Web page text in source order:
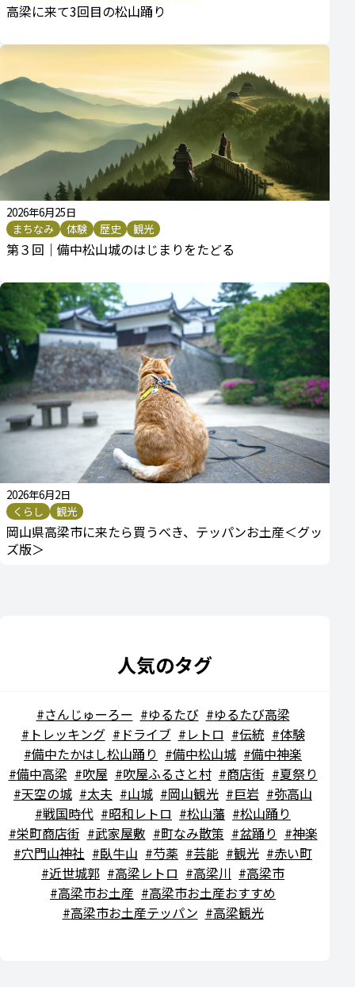
高梁に来て3回目の松山踊り
2026年6月25日
まちなみ
体験 歴史 観光
第３回｜備中松山城のはじまりをたどる
2026年6月2日
くらし
観光
岡山県高梁市に来たら買うべき、テッパンお土産＜グッ
ズ版＞
人気のタグ
さんじゅーろー ゆるたび
ゆるたび高梁
トレッキング
ドライブ レトロ 伝統
体験
備中たかはし松山踊り
備中松山城
備中神楽
備中高梁
吹屋 吹屋ふるさと村 商店街
夏祭り
天空の城
太夫 山城 岡山観光 巨岩
弥高山
戦国時代
昭和レトロ 松山藩
松山踊り
栄町商店街
武家屋敷 町なみ散策 盆踊り
神楽
穴門山神社
臥牛山 芍薬 芸能 観光
赤い町
近世城郭
高梁レトロ 高梁川
高梁市
高梁市お土産
高梁市お土産おすすめ
高梁市お土産テッパン
高梁観光